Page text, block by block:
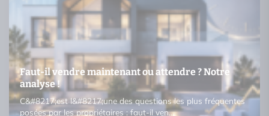
Faut-il vendre maintenant ou attendre ? Notre
analyse !
C&#8217;est l&#8217;une des questions les plus fréquentes
posées par les propriétaires : faut-il ven…